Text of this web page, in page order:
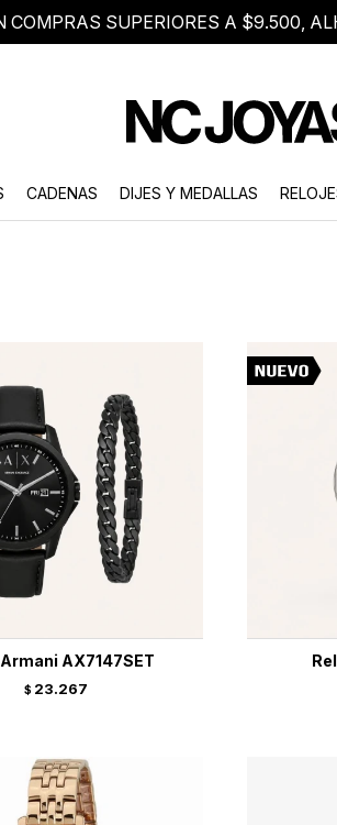
COMPRAS SUPERIORES A $9.500,
CADENAS DIJES Y MEDALLAS
AX7147SET
$ 23.267